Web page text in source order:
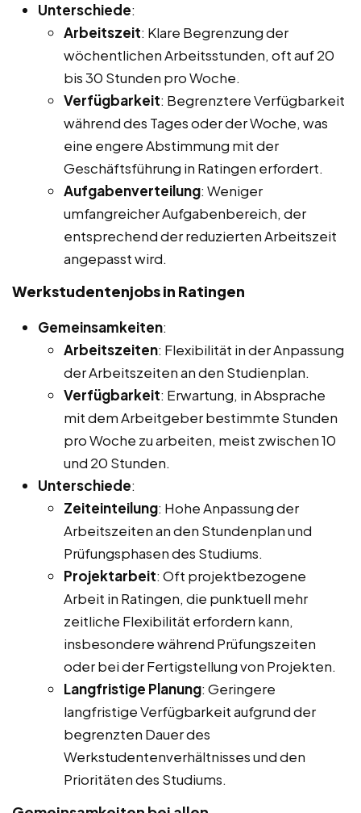
Unterschiede:
Arbeitszeit: Klare Begrenzung der
wöchentlichen Arbeitsstunden, oft auf 20
bis 30 Stunden pro Woche.
Verfügbarkeit: Begrenztere Verfügbarkeit
während des Tages oder der Woche, was
eine engere Abstimmung mit der
Geschäftsführung in Ratingen erfordert.
Aufgabenverteilung: Weniger
umfangreicher Aufgabenbereich, der
entsprechend der reduzierten Arbeitszeit
angepasst wird.
Werkstudentenjobs in Ratingen
Gemeinsamkeiten:
Arbeitszeiten: Flexibilität in der Anpassung
der Arbeitszeiten an den Studienplan.
Verfügbarkeit: Erwartung, in Absprache
mit dem Arbeitgeber bestimmte Stunden
pro Woche zu arbeiten, meist zwischen 10
und 20 Stunden.
Unterschiede:
Zeiteinteilung: Hohe Anpassung der
Arbeitszeiten an den Stundenplan und
Prüfungsphasen des Studiums.
Projektarbeit: Oft projektbezogene
Arbeit in Ratingen, die punktuell mehr
zeitliche Flexibilität erfordern kann,
insbesondere während Prüfungszeiten
oder bei der Fertigstellung von Projekten.
Langfristige Planung: Geringere
langfristige Verfügbarkeit aufgrund der
begrenzten Dauer des
Werkstudentenverhältnisses und den
Prioritäten des Studiums.